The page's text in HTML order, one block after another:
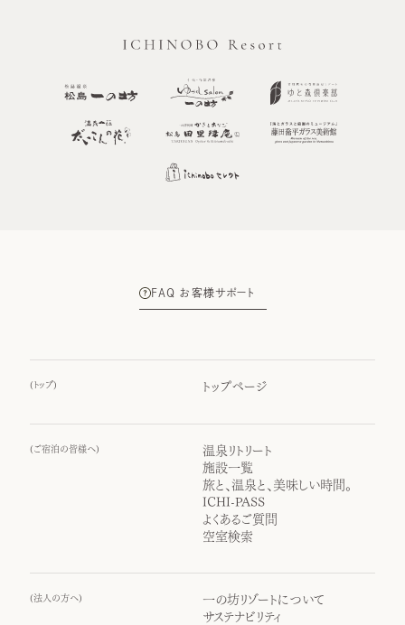
FAQ お客様サポート
( トップ) トップページ
( ご宿泊の皆様へ)
温泉リトリート
施設一覧
旅と、温泉と、美味しい時間。
ICHI-PASS
よくあるご質問
空室検索
(法人の方へ)
一の坊リゾートについて
サステナビリティ